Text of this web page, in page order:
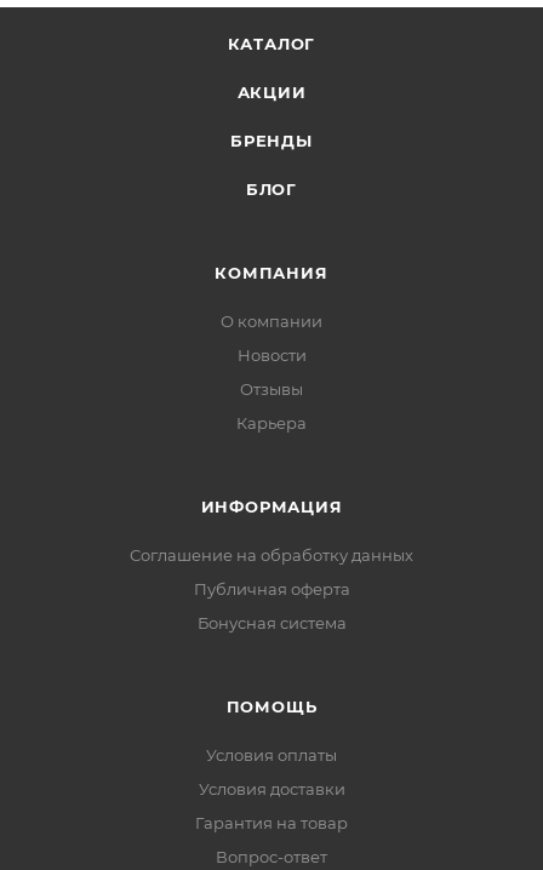
КАТАЛОГ
АКЦИИ
БРЕНДЫ
БЛОГ
КОМПАНИЯ
О компании
Новости
Отзывы
Карьера
ИНФОРМАЦИЯ
Соглашение на обработку данных
Публичная оферта
Бонусная система
ПОМОЩЬ
Условия оплаты
Условия доставки
Гарантия на товар
Вопрос-ответ